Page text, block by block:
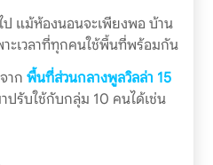
ป แม้ห้องนอนจะเพียงพอ บ้าน
ะเวลาที่ทุกคนใช้พื้นที่พร้อมกัน
าก พื้นที่ส่วนกลางพูลวิลล่า 15
ปรับใช้กับกลุ่ม 10 คนได้เช่น